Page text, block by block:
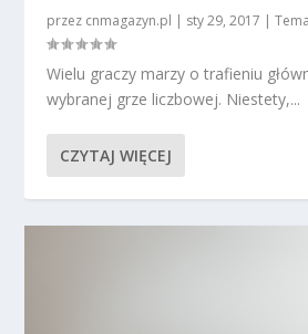
przez cnmagazyn.pl | sty 29, 2017 |
Wielu graczy marzy o trafieniu
wybranej grze liczbowej. Niestety,...
CZYTAJ WIĘCEJ